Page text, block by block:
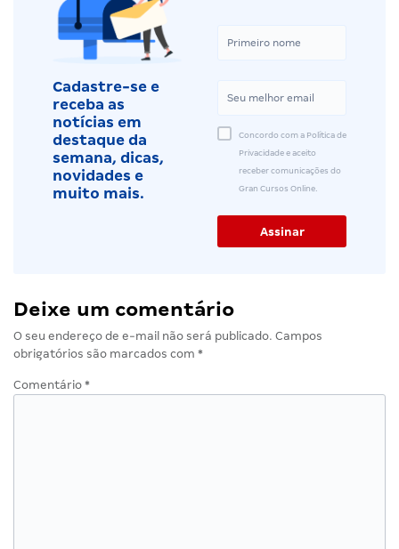
Cadastre-se e
receba as
notícias em
destaque da
semana, dicas,
novidades e
muito mais.
Concordo com a Política de
Privacidade e aceito
receber comunicações do
Gran Cursos Online.
Deixe um comentário
O seu endereço de e-mail não será publicado. Campos
obrigatórios são marcados com *
Comentário *